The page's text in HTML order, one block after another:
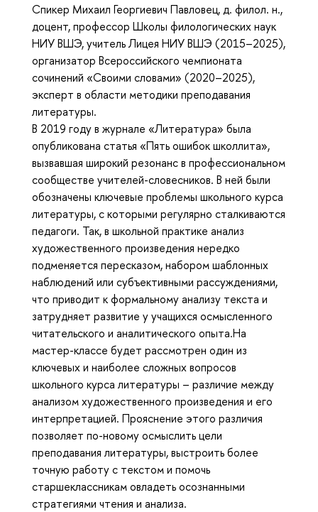
Спикер Михаил Георгиевич Павловец, д. филол. н.,
доцент, профессор Школы филологических наук
НИУ ВШЭ, учитель Лицея НИУ ВШЭ (2015–2025),
организатор Всероссийского чемпионата
сочинений «Своими словами» (2020–2025),
эксперт в области методики преподавания
литературы.
В 2019 году в журнале «Литература» была
опубликована статья «Пять ошибок школлита»,
вызвавшая широкий резонанс в профессиональном
сообществе учителей-словесников. В ней были
обозначены ключевые проблемы школьного курса
литературы, с которыми регулярно сталкиваются
педагоги. Так, в школьной практике анализ
художественного произведения нередко
подменяется пересказом, набором шаблонных
наблюдений или субъективными рассуждениями,
что приводит к формальному анализу текста и
затрудняет развитие у учащихся осмысленного
читательского и аналитического опыта.На
мастер-классе будет рассмотрен один из
ключевых и наиболее сложных вопросов
школьного курса литературы – различие между
анализом художественного произведения и его
интерпретацией. Прояснение этого различия
позволяет по-новому осмыслить цели
преподавания литературы, выстроить более
точную работу с текстом и помочь
старшеклассникам овладеть осознанными
стратегиями чтения и анализа.